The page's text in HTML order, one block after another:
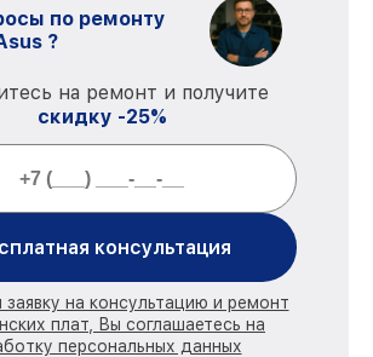
по ремонту
?
на ремонт и получите
скидку -25%
консультация
заявку на консультацию и ремонт
плат, Вы соглашаетесь на
персональных данных